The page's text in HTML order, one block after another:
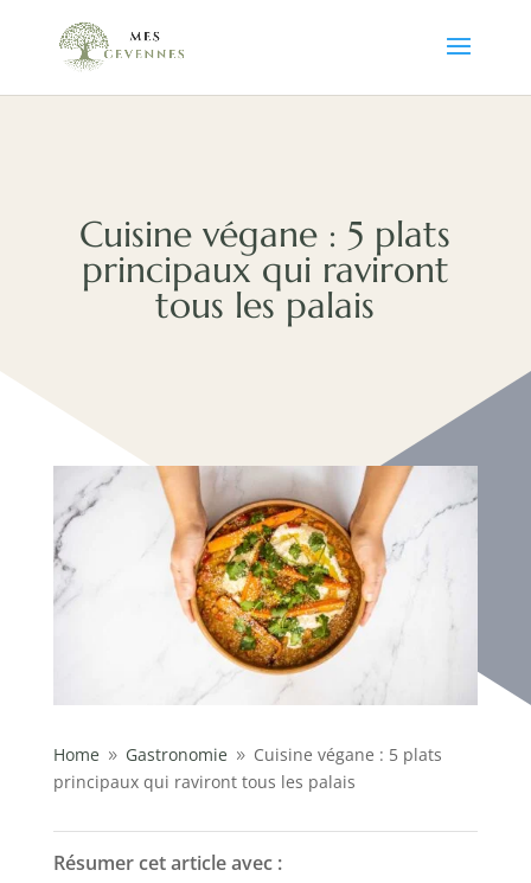
Cuisine végane : 5 plats
principaux qui raviront
tous les palais
Home 9 Gastronomie 9 Cuisine végane : 5 plats
principaux qui raviront tous les palais
Résumer cet article avec :